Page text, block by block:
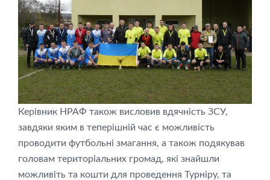
Керівник НРАФ також висловив вдячність ЗСУ,
завдяки яким в теперішній час є можливість
проводити футбольні змагання, а також подякував
головам територіальних громад, які знайшли
можливіть та кошти для проведення Турніру, та